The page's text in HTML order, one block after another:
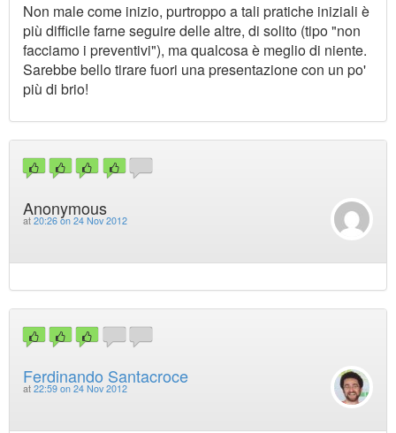
Non male come inizio, purtroppo a tali pratiche iniziali è
più difficile farne seguire delle altre, di solito (tipo "non
facciamo i preventivi"), ma qualcosa è meglio di niente.
Sarebbe bello tirare fuori una presentazione con un po'
più di brio!
Anonymous
at 20:26 on 24 Nov 2012
Ferdinando Santacroce
at 22:59 on 24 Nov 2012